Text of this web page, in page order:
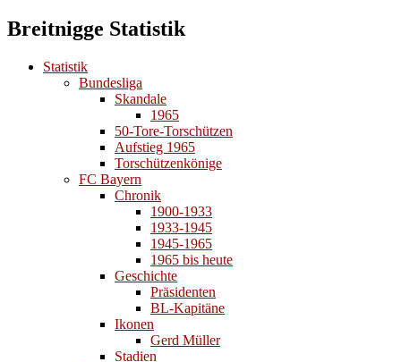
Breitnigge Statistik
Statistik
Bundesliga
Skandale
1965
50-Tore-Torschützen
Aufstieg 1965
Torschützenkönige
FC Bayern
Chronik
1900-1933
1933-1945
1945-1965
1965 bis heute
Geschichte
Präsidenten
BL-Kapitäne
Ikonen
Gerd Müller
Stadien